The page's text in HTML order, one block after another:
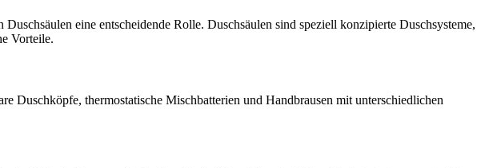
eine entscheidende Rolle. Duschsäulen sind speziell konzipierte Duschsysteme,
Vorteile.
Duschköpfe, thermostatische Mischbatterien und Handbrausen mit unterschiedlichen